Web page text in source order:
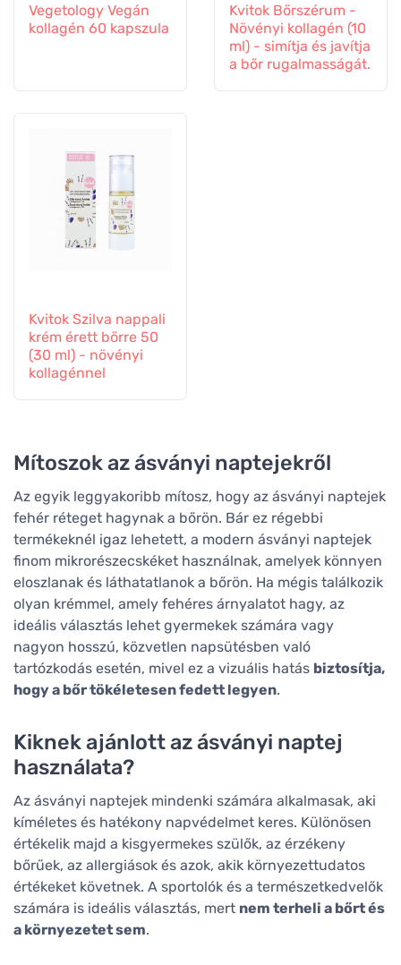
Vegetology Vegán
kollagén 60 kapszula
Kvitok Bőrszérum -
Növényi kollagén (10
ml) - simítja és javítja
a bőr rugalmasságát.
Kvitok Szilva nappali
krém érett bőrre 50
(30 ml) - növényi
kollagénnel
Mítoszok az ásványi naptejekről
Az egyik leggyakoribb mítosz, hogy az ásványi naptejek
fehér réteget hagynak a bőrön. Bár ez régebbi
termékeknél igaz lehetett, a modern ásványi naptejek
finom mikrorészecskéket használnak, amelyek könnyen
eloszlanak és láthatatlanok a bőrön. Ha mégis találkozik
olyan krémmel, amely fehéres árnyalatot hagy, az
ideális választás lehet gyermekek számára vagy
nagyon hosszú, közvetlen napsütésben való
tartózkodás esetén, mivel ez a vizuális hatás biztosítja,
hogy a bőr tökéletesen fedett legyen.
Kiknek ajánlott az ásványi naptej
használata?
Az ásványi naptejek mindenki számára alkalmasak, aki
kíméletes és hatékony napvédelmet keres. Különösen
értékelik majd a kisgyermekes szülők, az érzékeny
bőrűek, az allergiások és azok, akik környezettudatos
értékeket követnek. A sportolók és a természetkedvelők
számára is ideális választás, mert nem terheli a bőrt és
a környezetet sem.